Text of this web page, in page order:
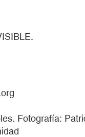
Fotografía: